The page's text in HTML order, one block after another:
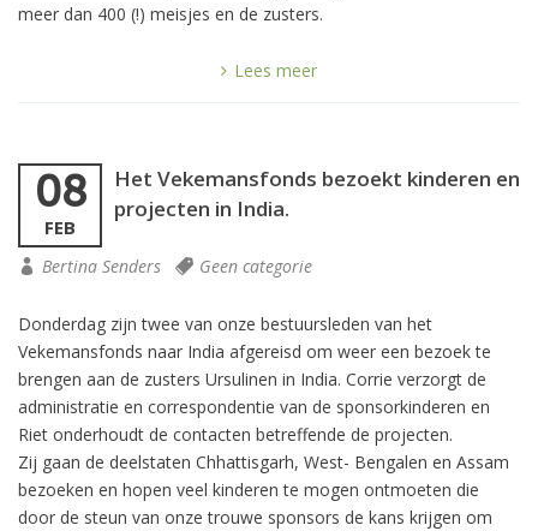
meer dan 400 (!) meisjes en de zusters.
Lees meer
08
FEB
Het Vekemansfonds bezoekt kinderen en
projecten in India.
Bertina Senders Geen categorie
Donderdag zijn twee van onze bestuursleden van het
Vekemansfonds naar India afgereisd om weer een bezoek te
brengen aan de zusters Ursulinen in India. Corrie verzorgt de
administratie en correspondentie van de sponsorkinderen en
Riet onderhoudt de contacten betreffende de projecten.
Zij gaan de deelstaten Chhattisgarh, West- Bengalen en Assam
bezoeken en hopen veel kinderen te mogen ontmoeten die
door de steun van onze trouwe sponsors de kans krijgen om